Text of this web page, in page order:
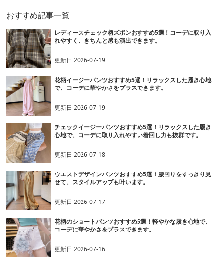
おすすめ記事一覧
レディースチェック柄ズボンおすすめ5選！コーデに取り入
れやすく、きちんと感も演出できます。
更新日2026-07-19
花柄イージーパンツおすすめ5選！リラックスした履き心地
で、コーデに華やかさをプラスできます。
更新日2026-07-19
チェックイージーパンツおすすめ5選！リラックスした履き
心地で、コーデに取り入れやすい着回し力も抜群です。
更新日2026-07-18
ウエストデザインパンツおすすめ5選！腰回りをすっきり見
せて、スタイルアップも叶います。
更新日2026-07-17
花柄のショートパンツおすすめ5選！軽やかな履き心地で、
コーデに華やかさをプラスできます。
更新日2026-07-16